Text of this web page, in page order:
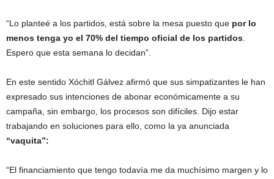
“Lo planteé a los partidos, está sobre la mesa puesto que por lo
menos tenga yo el 70% del tiempo oficial de los partidos.
Espero que esta semana lo decidan”.
En este sentido Xóchitl Gálvez afirmó que sus simpatizantes le han
expresado sus intenciones de abonar económicamente a su
campaña, sin embargo, los procesos son difíciles. Dijo estar
trabajando en soluciones para ello, como la ya anunciada
“vaquita”:
“El financiamiento que tengo todavía me da muchísimo margen y lo